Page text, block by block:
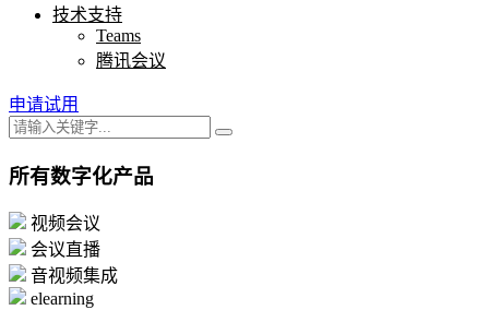
技术支持
Teams
腾讯会议
申请试用
所有数字化产品
视频会议
会议直播
音视频集成
elearning